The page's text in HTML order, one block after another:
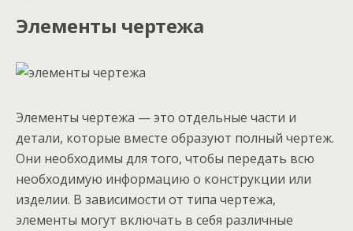
Элементы чертежа
Элементы чертежа — это отдельные части и
детали, которые вместе образуют полный чертеж.
Они необходимы для того, чтобы передать всю
необходимую информацию о конструкции или
изделии. В зависимости от типа чертежа,
элементы могут включать в себя различные